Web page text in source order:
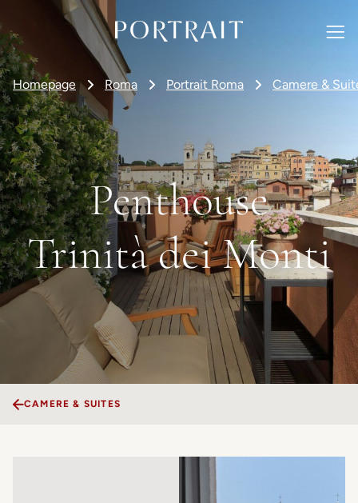
Homepage Roma Portrait Roma Camere &
Penthouse
Trinità dei Monti
CAMERE & SUITES